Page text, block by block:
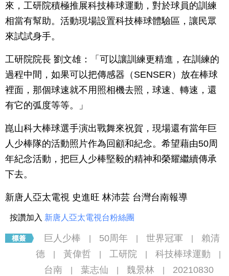
來，工研院積極推展科技棒球運動，對於球員的訓練
相當有幫助。活動現場設置科技棒球體驗區，讓民眾
來試試身手。
工研院院長 劉文雄：「可以讓訓練更精進，在訓練的
過程中間，如果可以把傳感器（SENSER）放在棒球
裡面，那個球速就不用照相機去照，球速、轉速，還
有它的弧度等等。」
崑山科大棒球選手演出戰舞來祝賀，現場還有當年巨
人少棒隊的活動照片作為回顧和紀念。希望藉由50周
年紀念活動，把巨人少棒堅毅的精神和榮耀繼續傳承
下去。
新唐人亞太電視 史進旺 林沛芸 台灣台南報導
按讚加入 新唐人亞太電視台粉絲團
巨人少棒 50周年 世界冠軍
賴清
德
黃偉哲 工研院 科技棒球運動
台南 葉志仙 魏景林 20210830